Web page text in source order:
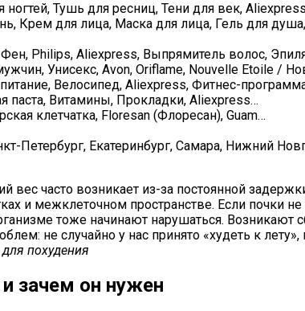
Тушь для ресниц, Тени для век,
Крем для лица, Маска для лица, Гель для
Philips, Aliexpress, Выпрямитель волос,
Унисекс, Avon, Oriflame, Nouvelle Etoile /
Велосипед, Aliexpress, Фитнес-
паста, Витамины, Прокладки, Aliexpress…
клетчатка, Floresan (Флоресан), Guam…
Петербург, Екатеринбург, Самара, Нижний
вес часто возникает из-за постоянной
и межклеточном пространстве. Если почки
тоже начинают нарушаться. Возникают
не случайно у нас принято «худеть к
похудения
зачем он нужен